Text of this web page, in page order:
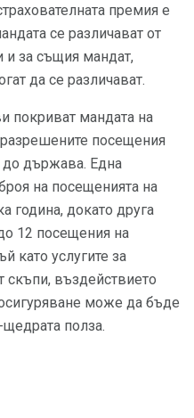
премия е
се различават от
за същия мандат,
да се различават.
покриват мандата на
посещения
държава. Една
на посещенията на
година, докато друга
12 посещения на
като услугите за
скъпи, въздействието
може да бъде
полза.